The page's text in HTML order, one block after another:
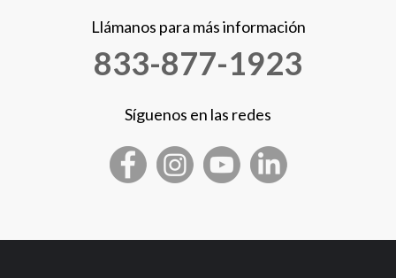
Llámanos para más información
833-877-1923
Síguenos en las redes